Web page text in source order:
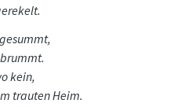
kein,
trauten Heim.